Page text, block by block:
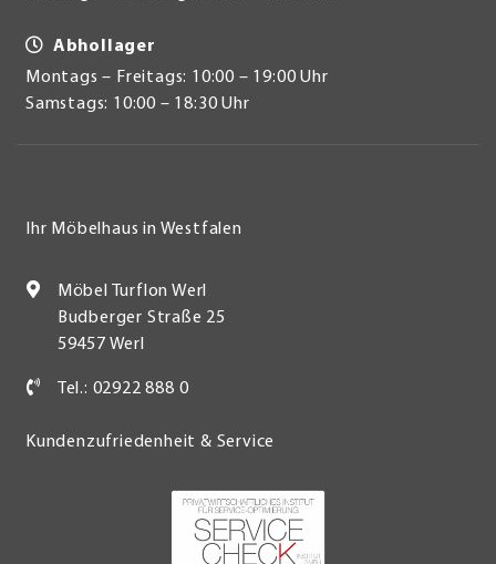
Abhollager
Montags – Freitags: 10:00 – 19:00 Uhr
Samstags: 10:00 – 18:30 Uhr
Ihr Möbelhaus in Westfalen
Möbel Turflon Werl
Budberger Straße 25
59457 Werl
Tel.: 02922 888 0
Kundenzufriedenheit & Service